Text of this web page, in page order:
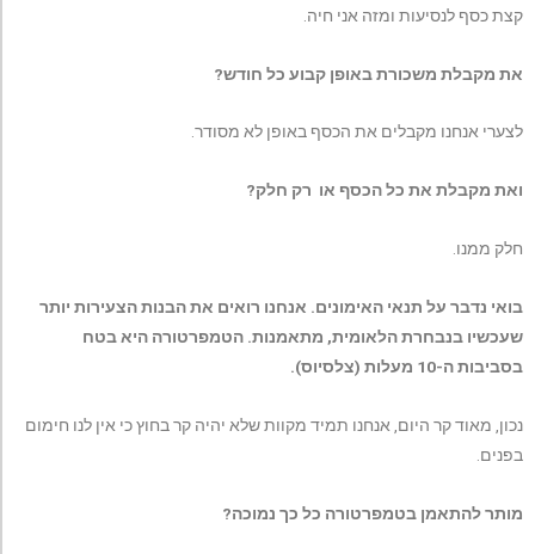
קצת כסף לנסיעות ומזה אני חיה.
את מקבלת משכורת באופן קבוע כל חודש?
לצערי אנחנו מקבלים את הכסף באופן לא מסודר.
ואת מקבלת את כל הכסף או רק חלק?
חלק ממנו.
בואי נדבר על תנאי האימונים. אנחנו רואים את הבנות הצעירות יותר
שעכשיו בנבחרת הלאומית, מתאמנות. הטמפרטורה היא בטח
בסביבות ה-10 מעלות (צלסיוס).
נכון, מאוד קר היום, אנחנו תמיד מקוות שלא יהיה קר בחוץ כי אין לנו חימום
בפנים.
מותר להתאמן בטמפרטורה כל כך נמוכה?